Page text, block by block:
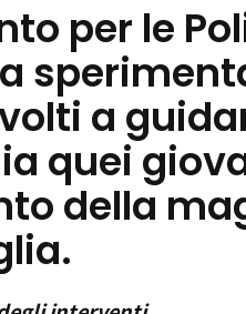
per le
a
quei
della